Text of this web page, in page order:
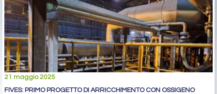
21 maggio 2025
FIVES: PRIMO PROGETTO DI ARRICCHIMENTO CON OSSIGENO